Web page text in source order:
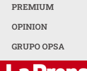
PREMIUM
OPINION
GRUPO OPSA